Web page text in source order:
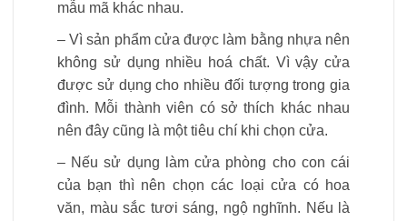
mẫu mã khác nhau.
– Vì sản phẩm cửa được làm bằng nhựa nên
không sử dụng nhiều hoá chất. Vì vậy cửa
được sử dụng cho nhiều đối tượng trong gia
đình. Mỗi thành viên có sở thích khác nhau
nên đây cũng là một tiêu chí khi chọn cửa.
– Nếu sử dụng làm cửa phòng cho con cái
của bạn thì nên chọn các loại cửa có hoa
văn, màu sắc tươi sáng, ngộ nghĩnh. Nếu là